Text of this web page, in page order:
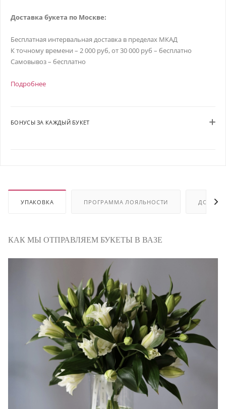
Доставка букета по Москве:
Бесплатная интервальная доставка в пределах МКАД
К точному времени – 2 000 руб, от 30 000 руб – бесплатно
Самовывоз – бесплатно
Подробнее
БОНУСЫ ЗА КАЖДЫЙ БУКЕТ
УПАКОВКА ПРОГРАММА ЛОЯЛЬНОСТИ
КАК МЫ ОТПРАВЛЯЕМ БУКЕТЫ В ВАЗЕ